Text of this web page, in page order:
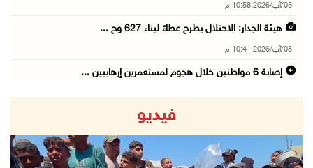
08/آب/2026 10:58 م
هيئة الجدار: الاحتلال يطرح عطاءً لبناء 627 وح ...
08/آب/2026 10:41 م
إصابة 6 مواطنين خلال هجوم لمستعمرين إرهابيين ...
الاحتلال يحتجز مواطنين من طمون ومخيم الفارعة
08/آب/2026 09:33 م
الاحتلال يقتحم قرية المغير شمال شرق رام الله
فيديو